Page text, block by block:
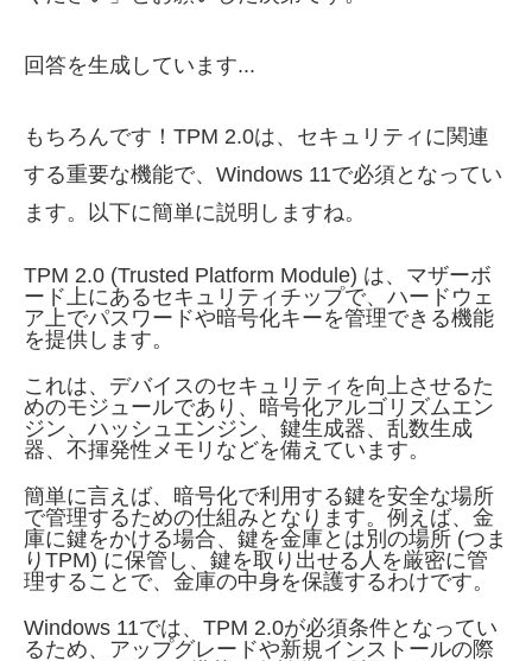
回答を生成しています...
もちろんです！TPM 2.0は、セキュリティに関連
する重要な機能で、Windows 11で必須となってい
ます。以下に簡単に説明しますね。
TPM 2.0 (Trusted Platform Module) は、マザーボ
ード上にあるセキュリティチップで、ハードウェ
ア上でパスワードや暗号化キーを管理できる機能
を提供します。
これは、デバイスのセキュリティを向上させるた
めのモジュールであり、暗号化アルゴリズムエン
ジン、ハッシュエンジン、鍵生成器、乱数生成
器、不揮発性メモリなどを備えています。
簡単に言えば、暗号化で利用する鍵を安全な場所
で管理するための仕組みとなります。例えば、金
庫に鍵をかける場合、鍵を金庫とは別の場所 (つま
りTPM) に保管し、鍵を取り出せる人を厳密に管
理することで、金庫の中身を保護するわけです。
Windows 11では、TPM 2.0が必須条件となってい
るため、アップグレードや新規インストールの際